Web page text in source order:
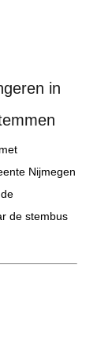
in
Nijmegen
de stembus